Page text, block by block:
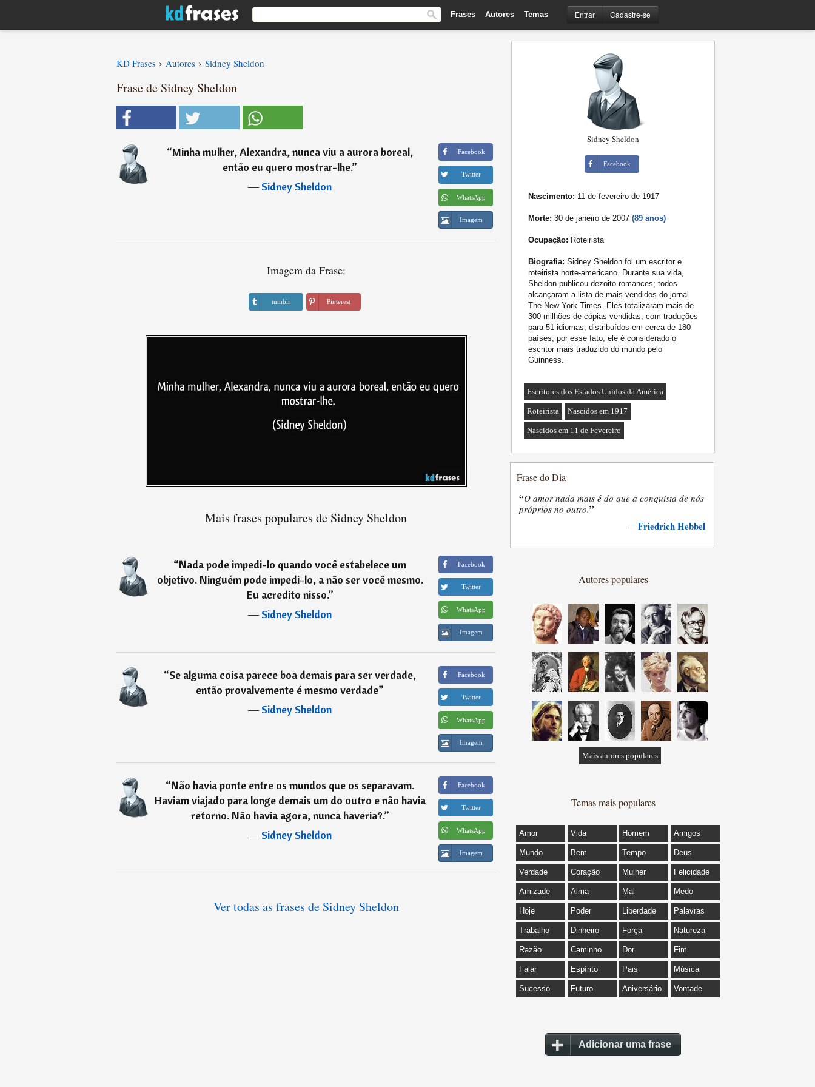
Frases Autores Temas Entrar Cadastre-se
KD Frases › Autores › Sidney Sheldon
Frase de Sidney Sheldon
“Minha mulher, Alexandra, nunca viu a aurora boreal,
então eu quero mostrar-lhe.”
―Sidney Sheldon
Facebook
Twitter
WhatsApp
Imagem
Imagem da Frase:
tumblr Pinterest
Mais frases populares de Sidney Sheldon
“Nada pode impedi-lo quando você estabelece um
objetivo. Ninguém pode impedi-lo, a não ser você mesmo.
Eu acredito nisso.”
―Sidney Sheldon
Facebook
Twitter
WhatsApp
Imagem
“Se alguma coisa parece boa demais para ser verdade,
então provalvemente é mesmo verdade”
―Sidney Sheldon
Facebook
Twitter
WhatsApp
Imagem
“Não havia ponte entre os mundos que os separavam.
Haviam viajado para longe demais um do outro e não havia
retorno. Não havia agora, nunca haveria?.”
―Sidney Sheldon
Facebook
Twitter
WhatsApp
Imagem
Ver todas as frases de Sidney Sheldon
Sidney Sheldon
Facebook
Nascimento: 11 de fevereiro de 1917
Morte: 30 de janeiro de 2007 (89 anos)
Ocupação: Roteirista
Biografia: Sidney Sheldon foi um escritor e
roteirista norte-americano. Durante sua vida,
Sheldon publicou dezoito romances; todos
alcançaram a lista de mais vendidos do jornal
The New York Times. Eles totalizaram mais de
300 milhões de cópias vendidas, com traduções
para 51 idiomas, distribuídos em cerca de 180
países; por esse fato, ele é considerado o
escritor mais traduzido do mundo pelo
Guinness.
Escritores dos Estados Unidos da América
Roteirista Nascidos em 1917
Nascidos em 11 de Fevereiro
Frase do Dia
“O amor nada mais é do que a conquista de nós
próprios no outro.”
—Friedrich Hebbel
Autores populares
Mais autores populares
Temas mais populares
Amor Vida Homem Amigos
Mundo Bem Tempo Deus
Verdade Coração Mulher Felicidade
Amizade Alma Mal Medo
Hoje Poder Liberdade Palavras
Trabalho Dinheiro Força Natureza
Razão Caminho Dor Fim
Falar Espírito Pais Música
Sucesso Futuro Aniversário Vontade
Adicionar uma frase